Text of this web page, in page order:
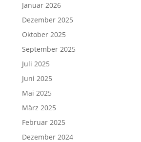
Januar 2026
Dezember 2025
Oktober 2025
September 2025
Juli 2025
Juni 2025
Mai 2025
März 2025
Februar 2025
Dezember 2024